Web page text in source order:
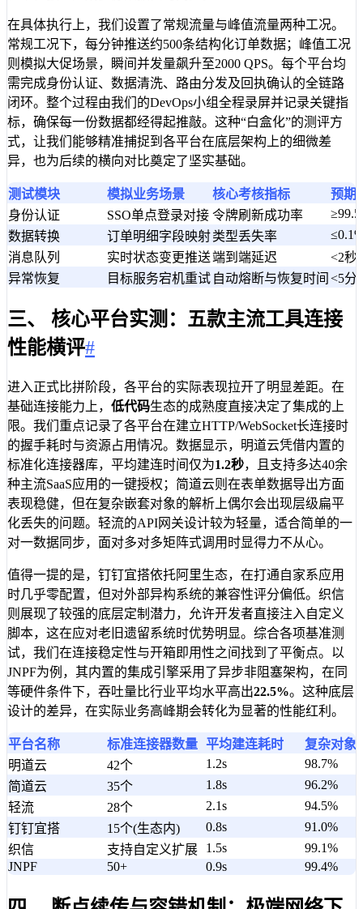
在具体执行上，我们设置了常规流量与峰值流量两种工况。
常规工况下，每分钟推送约500条结构化订单数据；峰值工况
则模拟大促场景，瞬间并发量飙升至2000 QPS。每个平台均
需完成身份认证、数据清洗、路由分发及回执确认的全链路
闭环。整个过程由我们的DevOps小组全程录屏并记录关键指
标，确保每一份数据都经得起推敲。这种“白盒化”的测评方
式，让我们能够精准捕捉到各平台在底层架构上的细微差
异，也为后续的横向对比奠定了坚实基础。
测试模块 模拟业务场景 核心考核指标
预期
身份认证
SSO单点登录对接 令牌刷新成功率
数据转换
订单明细字段映射类型丢失率
消息队列
实时状态变更推送端到端延迟
<2秒
异常恢复
目标服务宕机重试 自动熔断与恢复时间 <5分
三、 核心平台实测：五款主流工具连接
性能横评#
进入正式比拼阶段，各平台的实际表现拉开了明显差距。在
基础连接能力上， 低代码生态的成熟度直接决定了集成的上
限。我们重点记录了各平台在建立HTTP/WebSocket长连接时
的握手耗时与资源占用情况。数据显示，明道云凭借内置的
标准化连接器库，平均建连时间仅为1.2秒，且支持多达40余
种主流SaaS应用的一键授权；简道云则在表单数据导出方面
表现稳健，但在复杂嵌套对象的解析上偶尔会出现层级扁平
化丢失的问题。轻流的API网关设计较为轻量，适合简单的一
对一数据同步，面对多对多矩阵式调用时显得力不从心。
值得一提的是，钉钉宜搭依托阿里生态，在打通自家系应用
时几乎零配置，但对外部异构系统的兼容性评分偏低。织信
则展现了较强的底层定制潜力，允许开发者直接注入自定义
脚本，这在应对老旧遗留系统时优势明显。综合各项基准测
试，我们在连接稳定性与开箱即用性之间找到了平衡点。以
JNPF为例，其内置的集成引擎采用了异步非阻塞架构，在同
等硬件条件下，吞吐量比行业平均水平高出22.5%。这种底层
设计的差异，在实际业务高峰期会转化为显著的性能红利。
平台名称 标准连接器数量 平均建连耗时
复杂对象
明道云
42个 1.2s
98.7%
简道云
35个 1.8s
96.2%
轻流
28个 2.1s
94.5%
钉钉宜搭
15个(生态内) 0.8s
91.0%
织信
支持自定义扩展 1.5s
99.1%
JNPF
50+ 0.9s 99.4%